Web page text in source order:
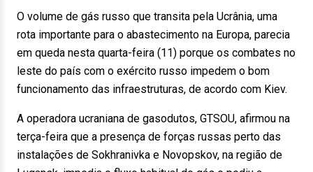
O volume de gás russo que transita pela Ucrânia, uma
rota importante para o abastecimento na Europa, parecia
em queda nesta quarta-feira (11) porque os combates no
leste do país com o exército russo impedem o bom
funcionamento das infraestruturas, de acordo com Kiev.
A operadora ucraniana de gasodutos, GTSOU, afirmou na
terça-feira que a presença de forças russas perto das
instalações de Sokhranivka e Novopskov, na região de